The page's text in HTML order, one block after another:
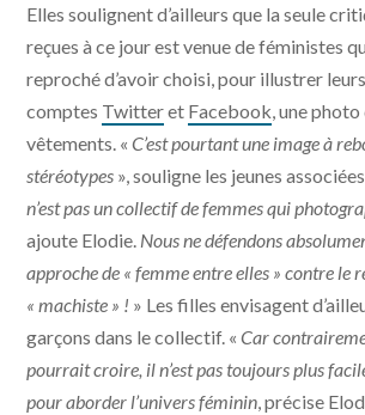
Elles soulignent d’ailleurs que la seule
reçues à ce jour est venue de féministes
reproché d’avoir choisi, pour illustrer
comptes Twitteret Facebook, une
vêtements. « C’est pourtant une image à
stéréotypes », souligne les jeunes
n’est pas un collectif de femmes qui
ajoute Elodie. Nous ne défendons
approche de « femme entre elles » contre le
« machiste » ! » Les filles envisagent
garçons dans le collectif. «Car
pourrait croire, il n’est pas toujours plus
pour aborder l’univers féminin, précise